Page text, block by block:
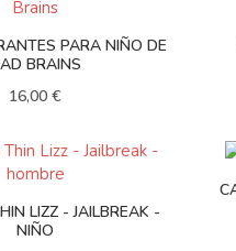
PARA NIÑO DE
BRAINS
16,00 €
LIZZ - JAILBREAK -
NIÑO